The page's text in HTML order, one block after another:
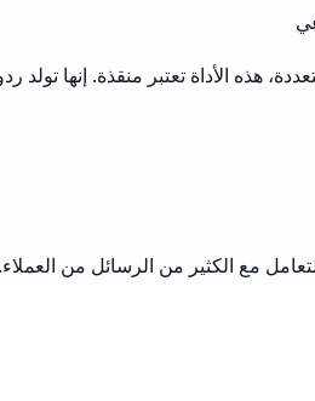
هذه الأداة تعتبر منقذة. إنها
مع الكثير من الرسائل من